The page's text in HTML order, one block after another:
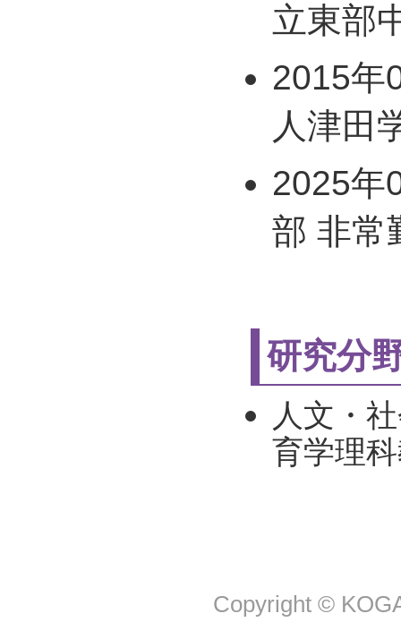
立東部
2015年
人津田
2025年
部 非常
研究分
人文・
育学理
Copyright ©